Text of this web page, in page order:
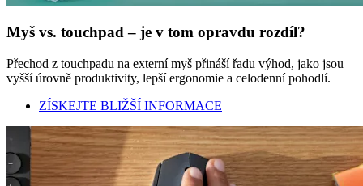
Myš vs. touchpad – je v tom opravdu rozdíl?
Přechod z touchpadu na externí myš přináší řadu výhod, jako jsou
vyšší úrovně produktivity, lepší ergonomie a celodenní pohodlí.
ZÍSKEJTE BLIŽŠÍ INFORMACE